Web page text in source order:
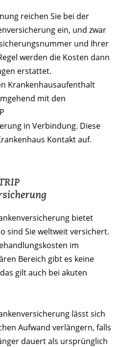
reichen Sie bei der
ein, und zwar
und Ihrer
werden die Kosten dann
erstattet.
Krankenhausaufenthalt
mit den
in Verbindung. Diese
Kontakt auf.
bietet
sind Sie weltweit versichert.
im
Bereich gibt es keine
gilt auch bei akuten
lässt sich
Aufwand verlängern, falls
dauert als ursprünglich